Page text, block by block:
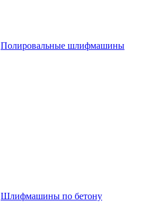
Полировальные шлифмашины
Шлифмашины по бетону